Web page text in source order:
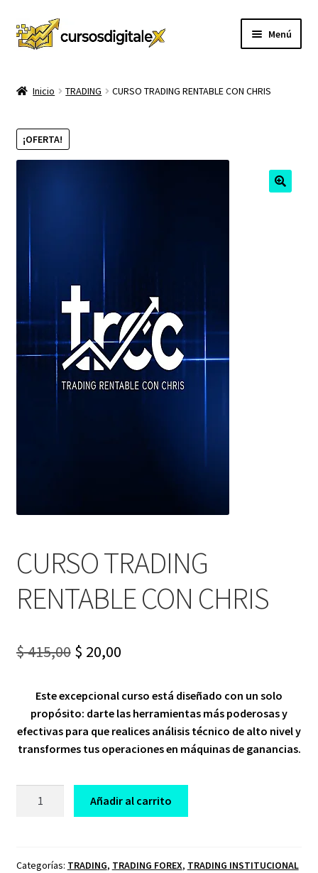
Ir
a
Ir
al
Menú
CURSOS
menú
hijo
CARRITO
CONTACTO
Inicio TRADING CURSO TRADING RENTABLE CON CHRIS
¡OFERTA!
CURSO TRADING
RENTABLE CON CHRIS
$415,00 Original
was:
$ 415,00.
$ 20,00Current
is:
$ 20,00.
Este excepcional curso está diseñado con un solo
propósito: darte las herramientas más poderosas y
efectivas para que realices análisis técnico de alto nivel y
transformes tus operaciones en máquinas de ganancias.
CHRIS
Añadir al carrito
Categorías: TRADING, TRADING FOREX, TRADING INSTITUCIONAL